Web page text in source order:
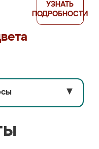
УЗНАТЬ
ПОДРОБНОСТИ
▼